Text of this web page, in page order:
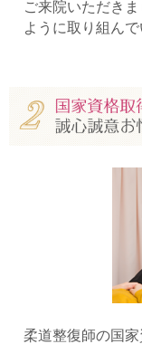
ご来院いただき
ように取り組んで
柔道整復師の国